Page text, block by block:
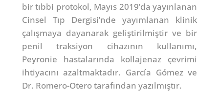
bir tıbbi protokol, Mayıs 2019’da yayınlanan
Cinsel Tıp Dergisi’nde yayımlanan klinik
çalışmaya dayanarak geliştirilmiştir ve bir
penil traksiyon cihazının kullanımı,
Peyronie hastalarında kollajenaz çevrimi
ihtiyacını azaltmaktadır. García Gómez ve
Dr. Romero-Otero tarafından yazılmıştır.